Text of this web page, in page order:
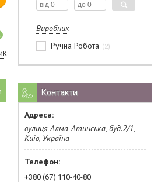
Виробник
Ручна Робота
2
Контакти
вулиця Алма-Атинська, буд.2/1,
Київ, Україна
+380 (67) 110-40-80